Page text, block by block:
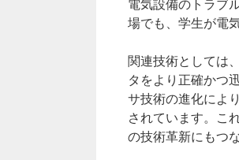
電気設備のトラブ
場でも、学生が電
関連技術としては
タをより正確かつ
サ技術の進化によ
されています。こ
の技術革新にもつ